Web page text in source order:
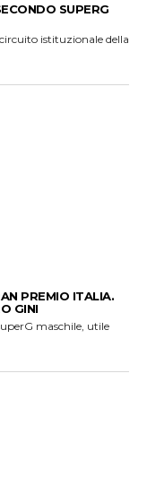
SUPERG
istituzionale della
PREMIO ITALIA.
GINI
maschile, utile